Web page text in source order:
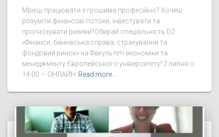
Мрієш працювати з грошима професійно? Хочеш
розуміти фінансові потоки, інвестувати та
прогнозувати ризики?Обирай спеціальність D2
«Фінанси, банківська справа, страхування та
фондовий ринок» на Факультеті економіки та
менеджменту Європейського університету! 2 липня о
14:00 — ОНЛАЙН Read more…